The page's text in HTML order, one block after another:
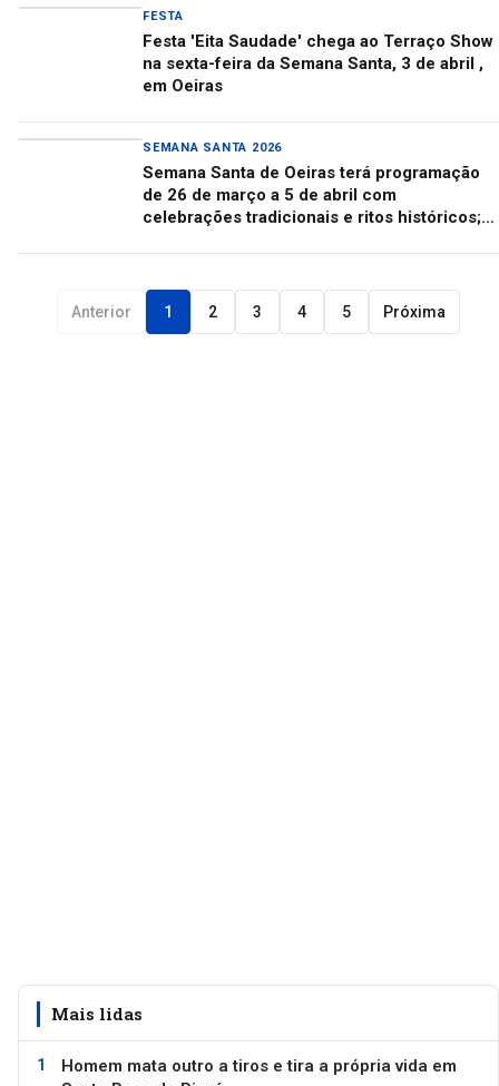
FESTA
Festa 'Eita Saudade' chega ao Terraço Show
na sexta-feira da Semana Santa, 3 de abril ,
em Oeiras
SEMANA SANTA 2026
Semana Santa de Oeiras terá programação
de 26 de março a 5 de abril com
celebrações tradicionais e ritos históricos;
Anterior 1 2 3 4 5 Próxima
Mais lidas
Homem mata outro a tiros e tira a própria vida em